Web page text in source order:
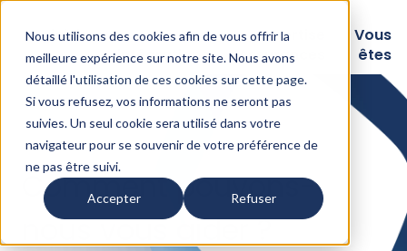
Nous utilisons des cookies afin de vous offrir la
meilleure expérience sur notre site. Nous avons
détaillé l'utilisation de ces cookies sur cette page.
Si vous refusez, vos informations ne seront pas
suivies. Un seul cookie sera utilisé dans votre
navigateur pour se souvenir de votre préférence de
ne pas être suivi.
Accepter Refuser
Logiciels
Nos
intégrations
Expertise
Assurances
Vous
êtes
Comment pouvons-
nous vous aider ?